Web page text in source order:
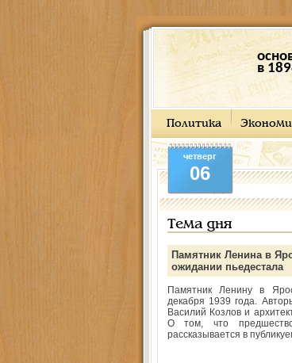
в
Политика
четверг
06
Тема дня
Памятник Ленина в
ожидании пьедестала
Памятник Ленину в
декабря 1939 года.
Василий Козлов и
О том, что
рассказывается в